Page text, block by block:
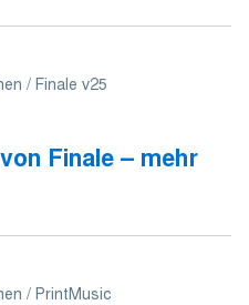
Finale v25
Finale – mehr
PrintMusic